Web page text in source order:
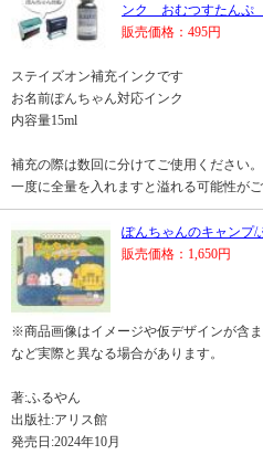
ンク おむつすたんぷ
販売価格：495円
ステイズオン補充インクです
お名前ぽんちゃん対応インク
内容量15ml
補充の際は数回に分けてご使用ください。
一度に全量を入れますと溢れる可能性が
ぽんちゃんのキャンプ/
販売価格：1,650円
※商品画像はイメージや仮デザインが含
など実際と異なる場合があります。
著:ふるやん
出版社:アリス館
発売日:2024年10月